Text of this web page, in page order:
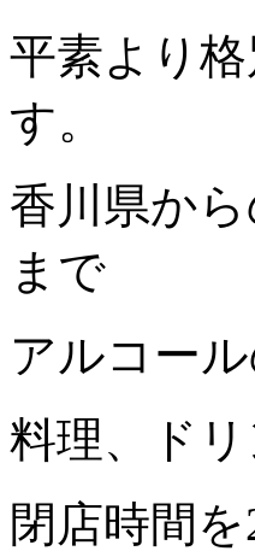
平素より
す。
香川県か
まで
アルコー
料理、ド
閉店時間